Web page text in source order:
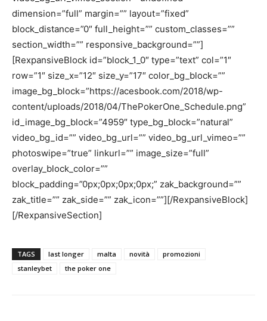
dimension=”full” margin=”” layout=”fixed”
block_distance=”0″ full_height=”” custom_classes=””
section_width=”” responsive_background=””]
[RexpansiveBlock id=”block_1_0″ type=”text” col=”1″
row=”1″ size_x=”12″ size_y=”17″ color_bg_block=””
image_bg_block=”https://acesbook.com/2018/wp-
content/uploads/2018/04/ThePokerOne_Schedule.png”
id_image_bg_block=”4959″ type_bg_block=”natural”
video_bg_id=”” video_bg_url=”” video_bg_url_vimeo=””
photoswipe=”true” linkurl=”” image_size=”full”
overlay_block_color=””
block_padding=”0px;0px;0px;0px;” zak_background=””
zak_title=”” zak_side=”” zak_icon=””][/RexpansiveBlock]
[/RexpansiveSection]
TAGS last longer malta novità
promozioni
stanleybet
the poker one